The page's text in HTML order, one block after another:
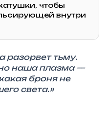
чтобы
внутри
разорвет тьму.
наша плазма —
броня не
света.»